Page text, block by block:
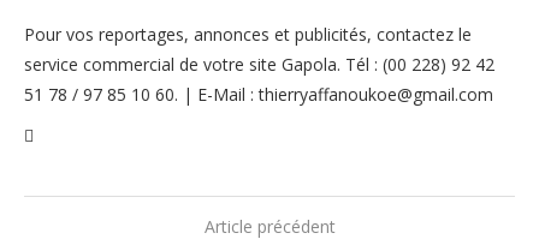
Pour vos reportages, annonces et publicités, contactez le
service commercial de votre site Gapola. Tél : (00 228) 92 42
51 78 / 97 85 10 60. | E-Mail : thierryaffanoukoe@gmail.com
Article précédent